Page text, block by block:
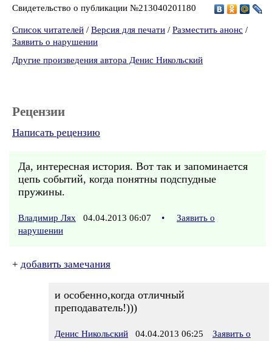
Свидетельство о публикации №213040201180
Список читателей / Версия для печати / Разместить анонс /
Заявить о нарушении
Другие произведения автора Денис Никольский
Рецензии
Написать рецензию
Да, интересная история. Вот так и запоминается
цепь событий, когда понятны подспудные
пружины.
Владимир Лях 04.04.2013 06:07 •
Заявить о
нарушении
+ добавить замечания
и особенно,когда отличный
преподаватель!)))
Денис Никольский 04.04.2013 06:25
Заявить о